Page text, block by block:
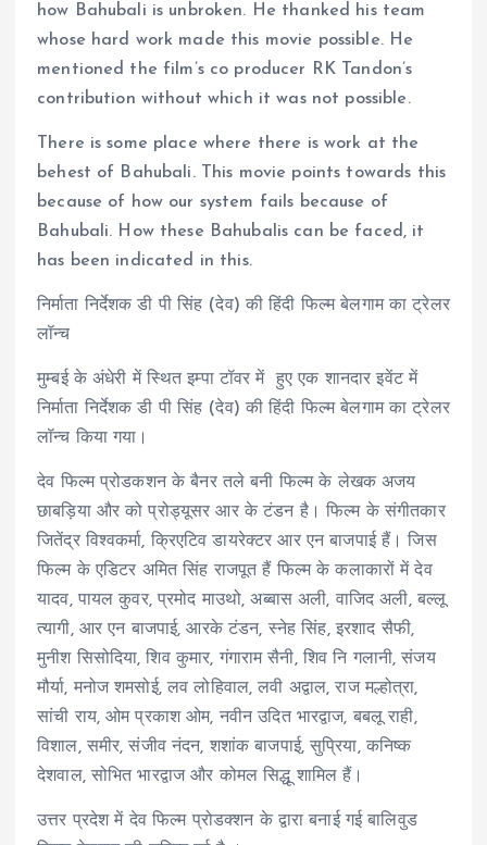
how Bahubali is unbroken. He thanked his team
whose hard work made this movie possible. He
mentioned the film’s co producer RK Tandon’s
contribution without which it was not possible.
There is some place where there is work at the
behest of Bahubali. This movie points towards this
because of how our system fails because of
Bahubali. How these Bahubalis can be faced, it
has been indicated in this.
निर्माता निर्देशक डी पी सिंह (देव) की हिंदी फिल्म बेलगाम का ट्रेलर
लॉन्च
मुम्बई के अंधेरी में स्थित इम्पा टॉवर में हुए एक शानदार इवेंट में
निर्माता निर्देशक डी पी सिंह (देव) की हिंदी फिल्म बेलगाम का ट्रेलर
लॉन्च किया गया।
देव फिल्म प्रोडकशन के बैनर तले बनी फिल्म के लेखक अजय
छाबड़िया और को प्रोड्यूसर आर के टंडन है। फिल्म के संगीतकार
जितेंद्र विश्वकर्मा, क्रिएटिव डायरेक्टर आर एन बाजपाई हैं। जिस
फिल्म के एडिटर अमित सिंह राजपूत हैं फिल्म के कलाकारों में देव
यादव, पायल कुवर, प्रमोद माउथो, अब्बास अली, वाजिद अली, बल्लू
त्यागी, आर एन बाजपाई, आरके टंडन, स्नेह सिंह, इरशाद सैफी,
मुनीश सिसोदिया, शिव कुमार, गंगाराम सैनी, शिव नि गलानी, संजय
मौर्या, मनोज शमसोई, लव लोहिवाल, लवी अद्वाल, राज मल्होत्रा,
सांची राय, ओम प्रकाश ओम, नवीन उदित भारद्वाज, बबलू राही,
विशाल, समीर, संजीव नंदन, शशांक बाजपाई, सुप्रिया, कनिष्क
देशवाल, सोभित भारद्वाज और कोमल सिद्धू शामिल हैं।
उत्तर प्रदेश में देव फिल्म प्रोडक्शन के द्वारा बनाई गई बालिवुड